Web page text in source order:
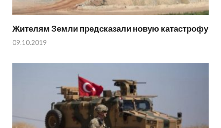
Жителям Земли предсказали новую катастрофу
09.10.2019